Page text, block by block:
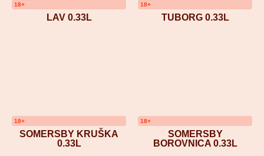
18+
LAV 0.33L
18+
TUBORG 0.33L
18+
SOMERSBY KRUŠKA
0.33L
18+
SOMERSBY
BOROVNICA 0.33L